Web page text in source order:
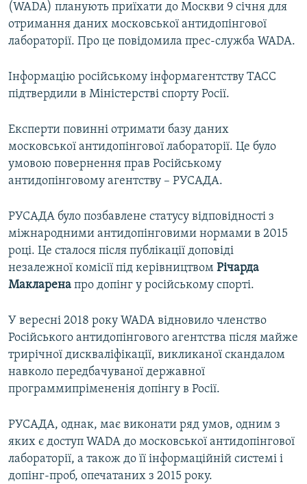
Усі сайти RFE/RL
(WADA) планують приїхати до Москви 9 січня для
отримання даних московської антидопінгової
лабораторії. Про це повідомила прес-служба WADA.
Інформацію російському інформагентству ТАСС
підтвердили в Міністерстві спорту Росії.
Експерти повинні отримати базу даних
московської антидопінгової лабораторії. Це було
умовою повернення прав Російському
антидопінговому агентству – РУСАДА.
РУСАДА було позбавлене статусу відповідності з
міжнародними антидопінговими нормами в 2015
році. Це сталося після публікації доповіді
незалежної комісії під керівництвом Річарда
Макларена про допінг у російському спорті.
У вересні 2018 року WADA відновило членство
Російського антидопінгового агентства після майже
трирічної дискваліфікації, викликаної скандалом
навколо передбачуваної державної
программипрімененія допінгу в Росії.
РУСАДА, однак, має виконати ряд умов, одним з
яких є доступ WADA до московської антидопінгової
лабораторії, а також до її інформаційній системі і
допінг-проб, опечатаних з 2015 року.